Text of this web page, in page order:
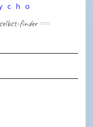
finder
Navigation